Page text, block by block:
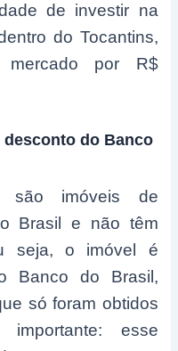
de investir na
do Tocantins,
por R$
do Banco
são imóveis de
Brasil e não têm
seja, o imóvel é
Banco do Brasil,
só foram obtidos
esse